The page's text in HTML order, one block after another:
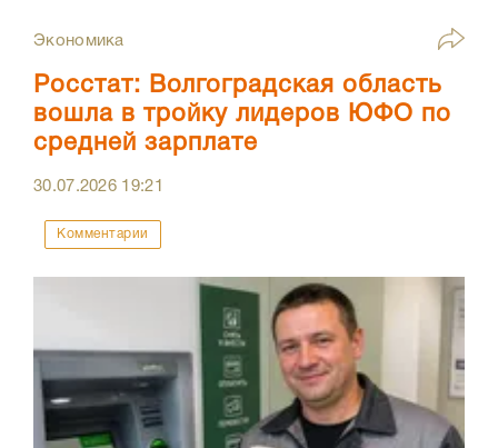
Экономика
Росстат: Волгоградская область
вошла в тройку лидеров ЮФО по
средней зарплате
30.07.2026 19:21
Комментарии